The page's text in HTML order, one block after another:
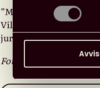
”Med djupt allvar och
Vilka är vi? Vart är vi
juryn i sin motivering.
Foto: Bild på Eva